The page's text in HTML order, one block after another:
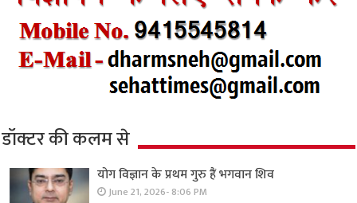
डॉक्टर की कलम से
योग विज्ञान के प्रथम गुरु हैं भगवान शिव
June 21, 2026- 8:06 PM